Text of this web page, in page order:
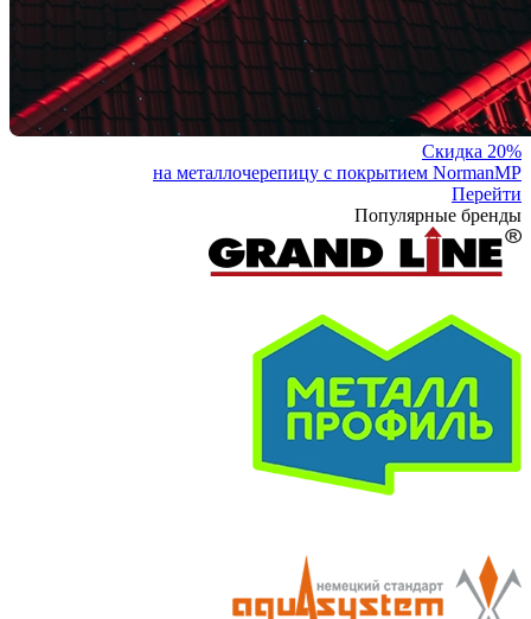
Скидка 20%
на металлочерепицу с покрытием NormanMP
Перейти
Популярные бренды